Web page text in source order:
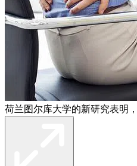
荷兰图尔库大学的新研究表明